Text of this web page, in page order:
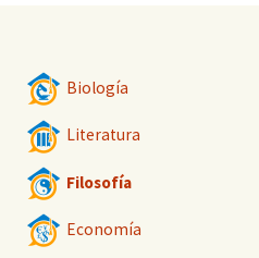
Biología
Literatura
Filosofía
Economía